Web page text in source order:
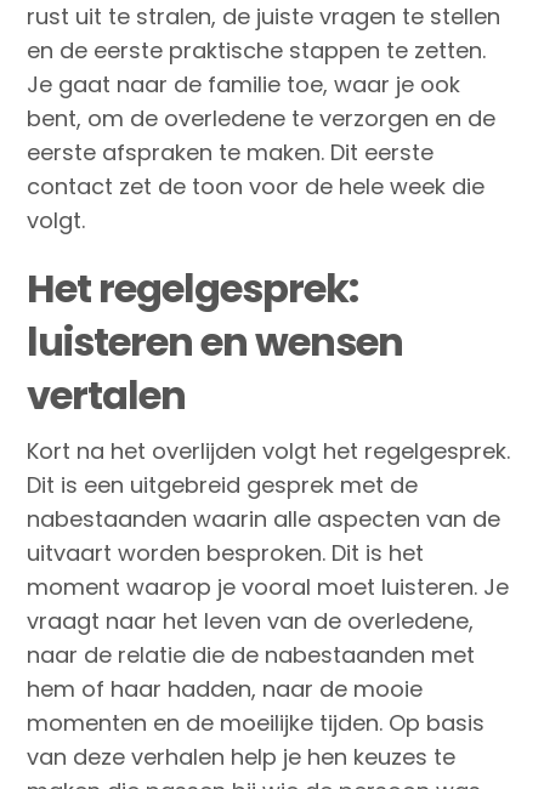
rust uit te stralen, de juiste vragen te stellen
en de eerste praktische stappen te zetten.
Je gaat naar de familie toe, waar je ook
bent, om de overledene te verzorgen en de
eerste afspraken te maken. Dit eerste
contact zet de toon voor de hele week die
volgt.
Het regelgesprek:
luisteren en wensen
vertalen
Kort na het overlijden volgt het regelgesprek.
Dit is een uitgebreid gesprek met de
nabestaanden waarin alle aspecten van de
uitvaart worden besproken. Dit is het
moment waarop je vooral moet luisteren. Je
vraagt naar het leven van de overledene,
naar de relatie die de nabestaanden met
hem of haar hadden, naar de mooie
momenten en de moeilijke tijden. Op basis
van deze verhalen help je hen keuzes te